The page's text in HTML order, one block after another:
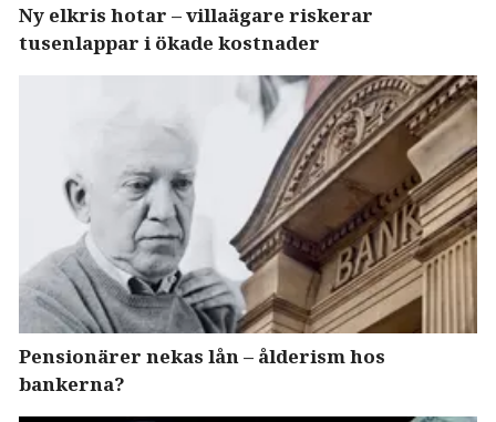
Ny elkris hotar – villaägare riskerar
tusenlappar i ökade kostnader
Pensionärer nekas lån – ålderism hos
bankerna?